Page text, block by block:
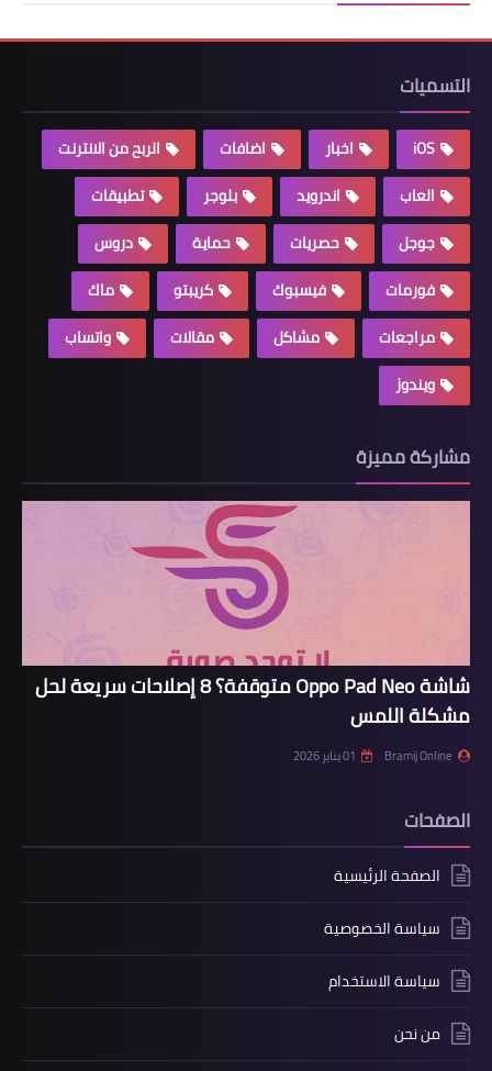
التسميات
iOS اخبار اضافات
الربح من الانترنت
العاب
اندرويد بلوجر
تطبيقات
جوجل
حصريات حماية
دروس
فورمات
فيسبوك كريبتو
ماك
مراجعات
مشاكل مقالات
واتساب
ويندوز
مشاركة مميزة
شاشة Oppo Pad Neo متوقفة؟ 8 إصلاحات سريعة لحل
مشكلة اللمس
Bramij Online 01 يناير 2026
الصفحات
الصفحة الرئيسية
سياسة الخصوصية
سياسة الاستخدام
من نحن